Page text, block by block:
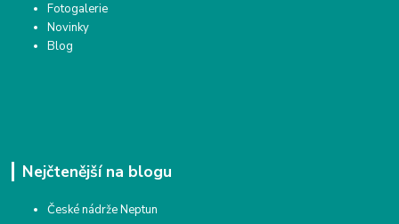
Fotogalerie
Novinky
Blog
Nejčtenější na blogu
České nádrže Neptun